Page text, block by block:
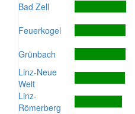
Bad Zell
Feuerkogel
Grünbach
Linz-Neue
Welt
Linz-
Römerberg